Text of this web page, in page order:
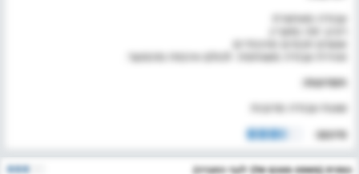
עבודה מאתגרת
אווירת עבודה משותפת. לכולם איכפת מהמוצר.
חסרונות:
שעות עבודה מרובות
סיכום: